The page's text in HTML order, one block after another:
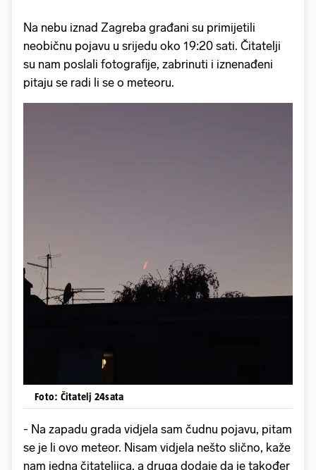
Na nebu iznad Zagreba građani su primijetili
neobičnu pojavu u srijedu oko 19:20 sati. Čitatelji
su nam poslali fotografije, zabrinuti i iznenađeni
pitaju se radi li se o meteoru.
Foto: Čitatelj 24sata
- Na zapadu grada vidjela sam čudnu pojavu, pitam
se je li ovo meteor. Nisam vidjela nešto slično, kaže
nam jedna čitateljica, a druga dodaje da je također